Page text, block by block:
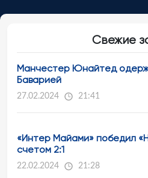
Свежие
Манчестер Юнайтед
Баварией
27.02.2024 21:41
«Интер Майами» победил
счетом 2:1
22.02.2024 21:28